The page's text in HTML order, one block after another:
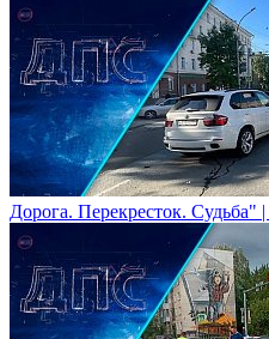
Дорога. Перекресток. Судьба"